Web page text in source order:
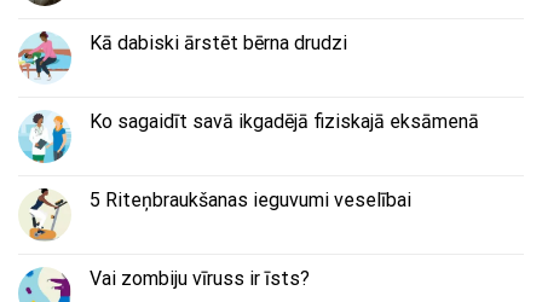
Kā dabiski ārstēt bērna drudzi
Ko sagaidīt savā ikgadējā fiziskajā eksāmenā
5 Riteņbraukšanas ieguvumi veselībai
Vai zombiju vīruss ir īsts?